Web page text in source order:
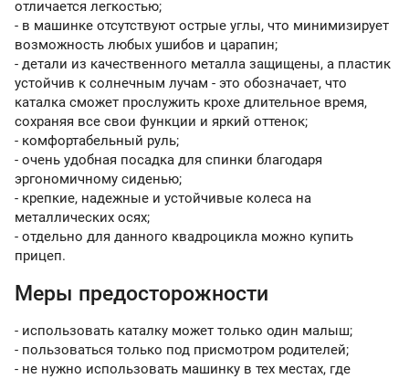
отличается легкостью;
- в машинке отсутствуют острые углы, что минимизирует
возможность любых ушибов и царапин;
- детали из качественного металла защищены, а пластик
устойчив к солнечным лучам - это обозначает, что
каталка сможет прослужить крохе длительное время,
сохраняя все свои функции и яркий оттенок;
- комфортабельный руль;
- очень удобная посадка для спинки благодаря
эргономичному сиденью;
- крепкие, надежные и устойчивые колеса на
металлических осях;
- отдельно для данного квадроцикла можно купить
прицеп.
Меры предосторожности
- использовать каталку может только один малыш;
- пользоваться только под присмотром родителей;
- не нужно использовать машинку в тех местах, где